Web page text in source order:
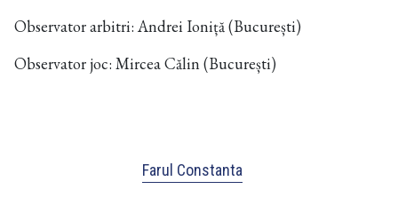
Observator arbitri: Andrei Ioniță (București)
Observator joc: Mircea Călin (București)
Farul Constanta